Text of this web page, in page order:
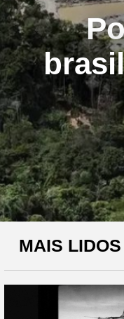
MAIS LIDOS